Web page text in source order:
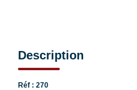
Description
Réf : 270